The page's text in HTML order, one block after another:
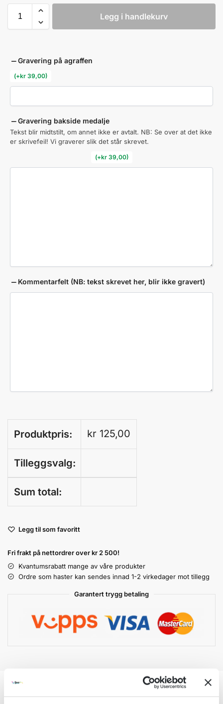
Legg i handlekurv
Gravering på agraffen
(+kr 39,00)
Gravering bakside medalje
Tekst blir midtstilt, om annet ikke er avtalt. NB: Se over at det ikke
er skrivefeil! Vi graverer slik det står skrevet.
(+kr39,00)
Kommentarfelt (NB: tekst skrevet her, blir ikke gravert)
Produktpris: kr 125,00
Tilleggsvalg:
Sum total:
l
e
r
n
Legg til som favoritt
Fri frakt på nettordrer over kr 2 500!
Kvantumsrabatt mange av våre produkter
Ordre som haster kan sendes innad 1-2 virkedager mot tillegg
Garantert trygg betaling